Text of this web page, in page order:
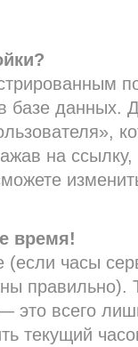
базе данных.
на
время!
часы
правильно).
всего
текущий